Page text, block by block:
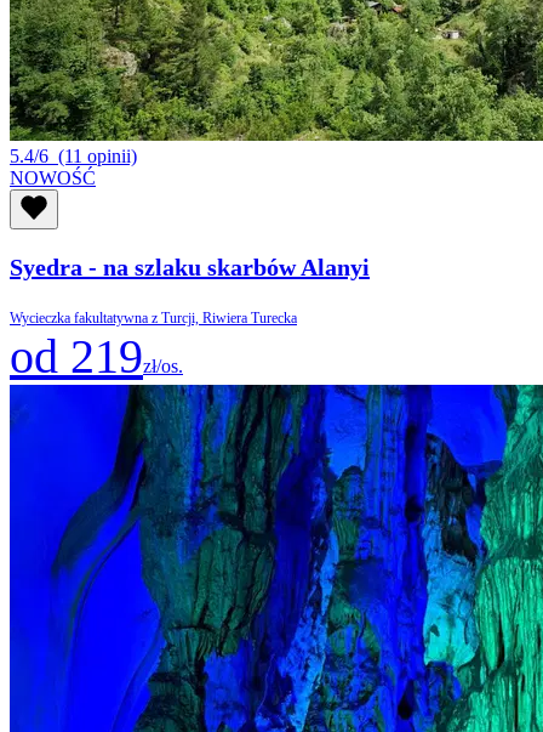
5.4/6 (11 opinii)
NOWOŚĆ
Syedra - na szlaku skarbów Alanyi
Wycieczka fakultatywna z Turcji, Riwiera Turecka
od 219zł/os.